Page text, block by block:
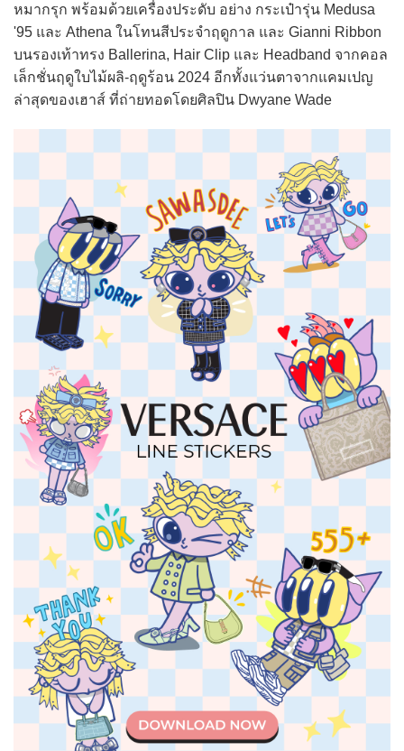
หมากรุก พร้อมด้วยเครื่องประดับ อย่าง กระเป๋ารุ่น Medusa
'95 และ Athena ในโทนสีประจำฤดูกาล และ Gianni Ribbon
บนรองเท้าทรง Ballerina, Hair Clip และ Headband จากคอล
เล็กชั่นฤดูใบไม้ผลิ-ฤดูร้อน 2024 อีกทั้งแว่นตาจากแคมเปญ
ล่าสุดของเฮาส์ ที่ถ่ายทอดโดยศิลปิน Dwyane Wade